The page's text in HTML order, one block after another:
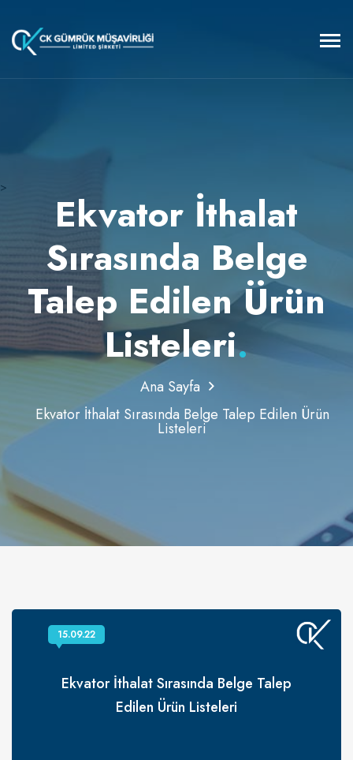
>
Ekvator İthalat
Sırasında Belge
Talep Edilen Ürün
Listeleri.
Ana Sayfa
Ekvator İthalat Sırasında Belge Talep Edilen Ürün
Listeleri
Ekvator İthalat Sırasında Belge Talep
Edilen Ürün Listeleri
15.09.22